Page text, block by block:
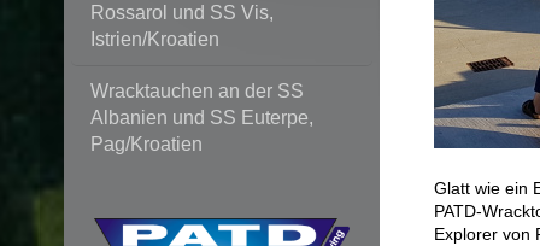
Glatt wie ein
PATD-
Explorer von
Rossarol und SS Vis,
Istrien/Kroatien
Wracktauchen an der SS
Albanien und SS Euterpe,
Pag/Kroatien